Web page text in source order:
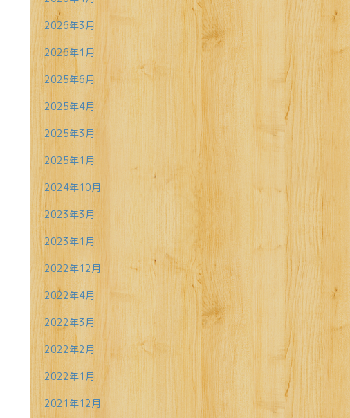
2026年3月
2026年1月
2025年6月
2025年4月
2025年3月
2025年1月
2024年10月
2023年3月
2023年1月
2022年12月
2022年4月
2022年3月
2022年2月
2022年1月
2021年12月